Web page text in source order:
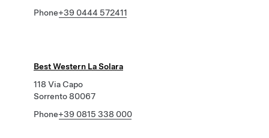
Phone+39 0444 572411
Best Western La Solara
118 Via Capo
Sorrento 80067
Phone+39 0815 338 000